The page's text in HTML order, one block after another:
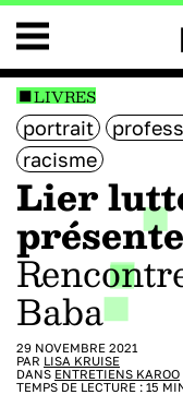
LIVRES
portrait
racisme
Lier
Rencontre avec Luc
Baba
29 NOVEMBRE 2021
PAR LISA KRUISE
DANS ENTRETIENS KAROO
TEMPS DE LECTURE : 15